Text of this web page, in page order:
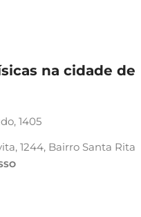
na cidade de
1405
1244, Bairro Santa Rita